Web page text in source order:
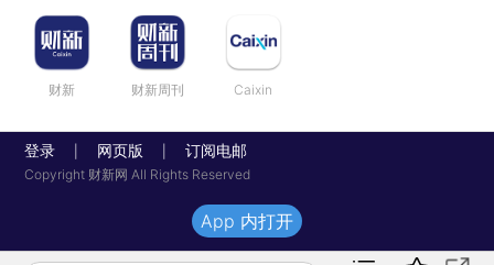
财新 财新周刊 Caixin
登录 网页版 订阅电邮
Copyright 财新网 All Rights Reserved
App 内打开